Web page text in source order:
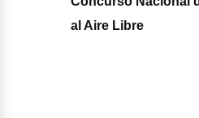
al Aire Libre